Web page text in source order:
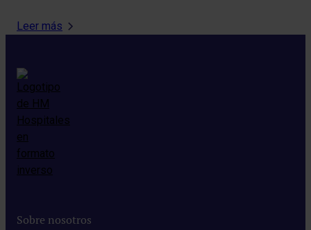
Leer más
Sobre nosotros